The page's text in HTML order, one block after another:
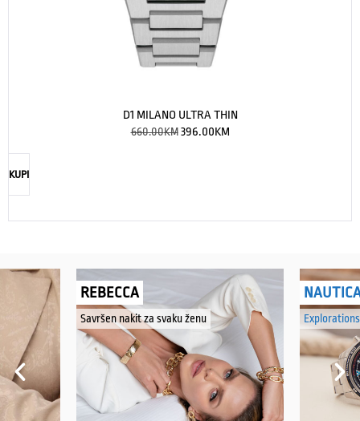
D1 MILANO ULTRA THIN
660.00KM 396.00KM
KUPI
REBECCA
Savršen nakit za svaku ženu